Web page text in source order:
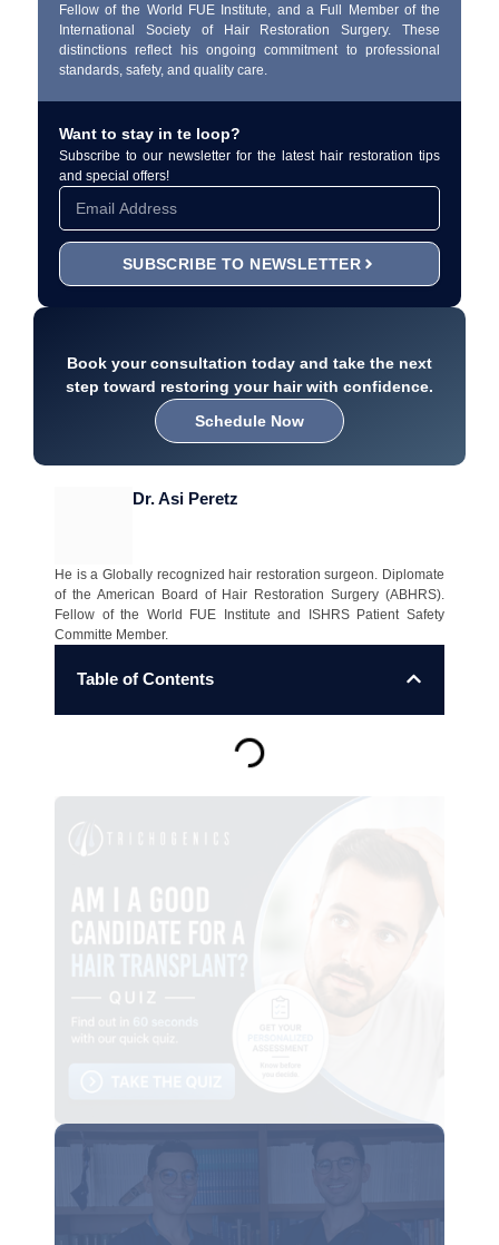
Fellow of the World FUE Institute, and a Full Member of the
International Society of Hair Restoration Surgery. These
distinctions reflect his ongoing commitment to professional
standards, safety, and quality care.
Want to stay in te loop?
Subscribe to our newsletter for the latest hair restoration tips
and special offers!
SUBSCRIBE TO NEWSLETTER
Book your consultation today and take the next
step toward restoring your hair with confidence.
Schedule Now
Dr. Asi Peretz
He is a Globally recognized hair restoration surgeon. Diplomate
of the American Board of Hair Restoration Surgery (ABHRS).
Fellow of the World FUE Institute and ISHRS Patient Safety
Committe Member.
Table of Contents